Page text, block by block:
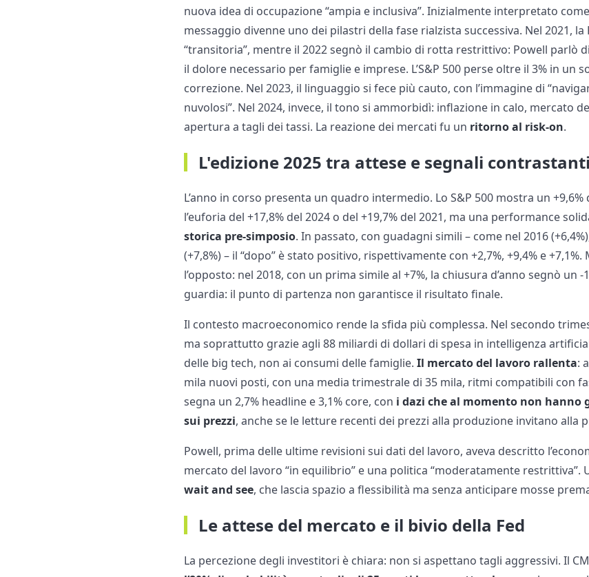
nuova idea di occupazione “ampia e inclusiva”. Inizialmente interpretato
messaggio divenne uno dei pilastri della fase rialzista successiva. Nel 2021,
“transitoria”, mentre il 2022 segnò il cambio di rotta restrittivo: Powell parlò
il dolore necessario per famiglie e imprese. L’S&P 500 perse oltre il 3% in un
correzione. Nel 2023, il linguaggio si fece più cauto, con l’immagine di
nuvolosi”. Nel 2024, invece, il tono si ammorbidì: inflazione in calo, mercato
apertura a tagli dei tassi. La reazione dei mercati fu un ritorno al risk-on.
L'edizione 2025 tra attese e segnali contrastanti
L’anno in corso presenta un quadro intermedio. Lo S&P 500 mostra un +9,6%
l’euforia del +17,8% del 2024 o del +19,7% del 2021, ma una performance
storica pre-simposio. In passato, con guadagni simili – come nel 2016
(+7,8%) – il “dopo” è stato positivo, rispettivamente con +2,7%, +9,4% e
l’opposto: nel 2018, con un prima simile al +7%, la chiusura d’anno segnò un
guardia: il punto di partenza non garantisce il risultato finale.
Il contesto macroeconomico rende la sfida più complessa. Nel secondo
ma soprattutto grazie agli 88 miliardi di dollari di spesa in intelligenza
delle big tech, non ai consumi delle famiglie.Il mercato del lavoro rallenta:
mila nuovi posti, con una media trimestrale di 35 mila, ritmi compatibili con
segna un 2,7% headline e 3,1% core, con i dazi che al momento non hanno
sui prezzi, anche se le letture recenti dei prezzi alla produzione invitano alla
Powell, prima delle ultime revisioni sui dati del lavoro, aveva descritto
mercato del lavoro “in equilibrio” e una politica “moderatamente restrittiva”.
wait and see, che lascia spazio a flessibilità ma senza anticipare mosse
Le attese del mercato e il bivio della Fed
La percezione degli investitori è chiara: non si aspettano tagli aggressivi. Il